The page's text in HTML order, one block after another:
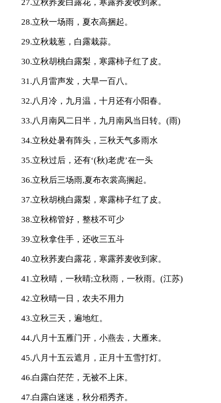
27.立秋荞麦白露花，寒露荞麦收到家。
28.立秋一场雨，夏衣高捆起。
29.立秋栽葱，白露栽蒜。
30.立秋胡桃白露梨，寒露柿子红了皮。
31.八月雷声发，大旱一百八。
32.八月冷，九月温，十月还有小阳春。
33.八月南风二日半，九月南风当日转。(雨)
34.立秋处暑有阵头，三秋天气多雨水
35.立秋过后，还有‘(秋)老虎’在一头
36.立秋后三场雨,夏布衣裳高搁起。
37.立秋胡桃白露梨，寒露柿子红了皮。
38.立秋棉管好，整枝不可少
39.立秋拿住手，还收三五斗
40.立秋荞麦白露花，寒露荞麦收到家。
41.立秋晴，一秋晴;立秋雨，一秋雨。(江苏)
42.立秋晴一日，农夫不用力
43.立秋三天，遍地红。
44.八月十五雁门开，小燕去，大雁来。
45.八月十五云遮月，正月十五雪打灯。
46.白露白茫茫，无被不上床。
47.白露白迷迷，秋分稻秀齐。